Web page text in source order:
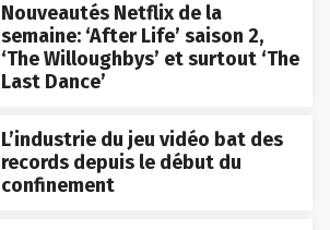
Nouveautés Netflix de la
semaine: ‘After Life’ saison 2,
‘The Willoughbys’ et surtout ‘The
Last Dance’
L’industrie du jeu vidéo bat des
records depuis le début du
confinement